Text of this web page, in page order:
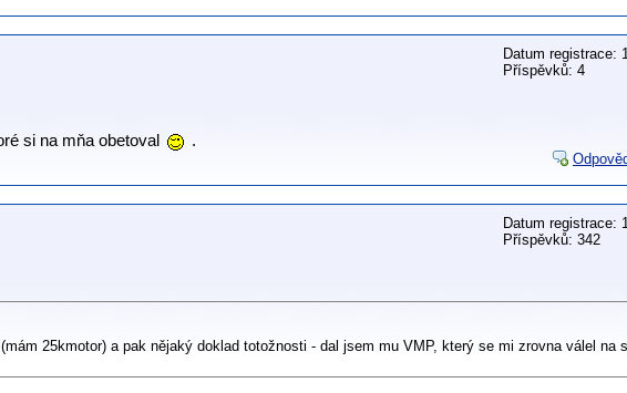
Datum registrace:
Příspěvků: 4
si na mňa obetoval .
Datum registrace:
Příspěvků: 342
25kmotor) a pak nějaký doklad totožnosti - dal jsem mu VMP, který se mi zrovna válel na